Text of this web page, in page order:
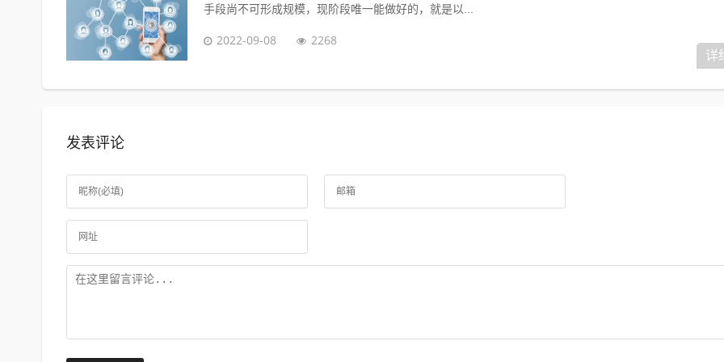
手段尚不可形成规模，现阶段唯一能做好的，就是以...
2022-09-08 2268
详
发表评论